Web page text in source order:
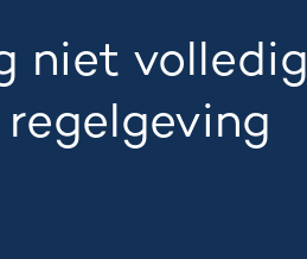
niet volledig